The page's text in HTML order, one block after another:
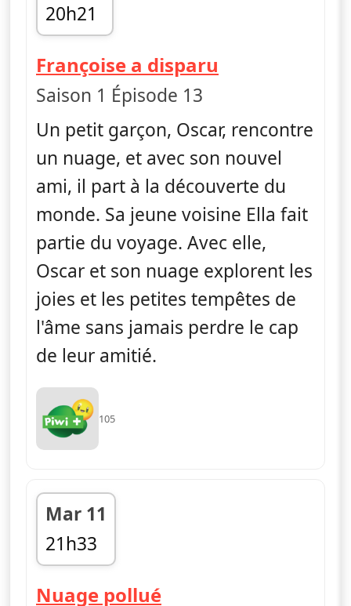
20h21
fin 20h32
Françoise a disparu
Saison 1 Épisode 13
Un petit garçon, Oscar, rencontre
un nuage, et avec son nouvel
ami, il part à la découverte du
monde. Sa jeune voisine Ella fait
partie du voyage. Avec elle,
Oscar et son nuage explorent les
joies et les petites tempêtes de
l'âme sans jamais perdre le cap
de leur amitié.
105
Mar 11
21h33
fin 21h44
Nuage pollué— Ella, Oscar & Hoo